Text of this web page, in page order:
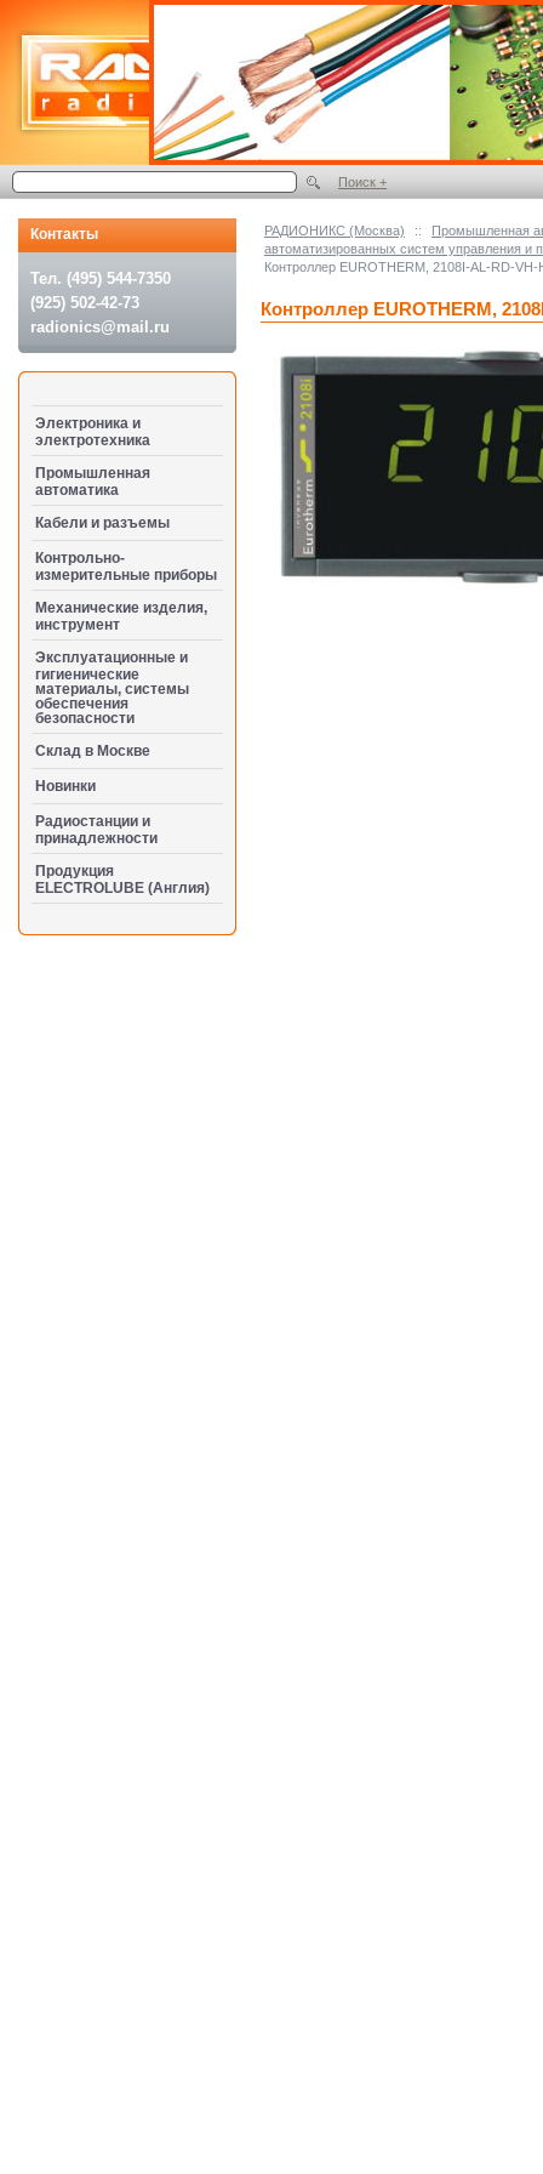
РАДИОНИКС (Москва) ::
Промышленная
автоматизированных систем управления
Контроллер EUROTHERM, 2108I-AL-RD-
Контроллер EUROTHERM,
Контакты
Тел. (495) 544-7350
(925) 502-42-73
radionics@mail.ru
Электроника и
электротехника
Промышленная
автоматика
Кабели и разъемы
Контрольно-
измерительные приборы
Механические изделия,
инструмент
Эксплуатационные и
гигиенические
материалы, системы
обеспечения
безопасности
Cклад в Москве
Новинки
Радиостанции и
принадлежности
Продукция
ELECTROLUBE (Англия)
Поиск +